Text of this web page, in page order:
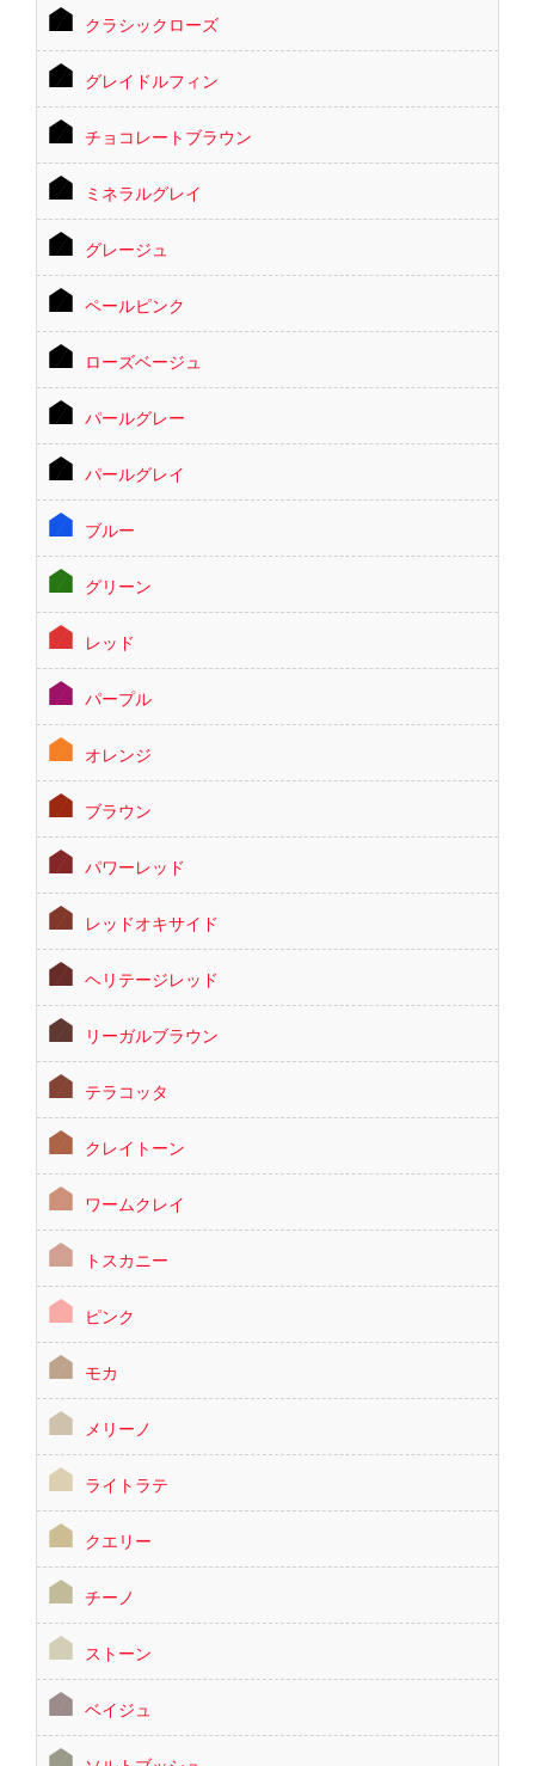
クラシックローズ
グレイドルフィン
チョコレートブラウン
ミネラルグレイ
グレージュ
ペールピンク
ローズベージュ
パールグレー
パールグレイ
ブルー
グリーン
レッド
パープル
オレンジ
ブラウン
パワーレッド
レッドオキサイド
ヘリテージレッド
リーガルブラウン
テラコッタ
クレイトーン
ワームクレイ
トスカニー
ピンク
モカ
メリーノ
ライトラテ
クエリー
チーノ
ストーン
ベイジュ